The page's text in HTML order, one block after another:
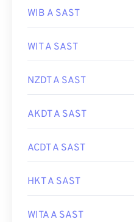
WIB A SAST
WIT A SAST
NZDT A SAST
AKDT A SAST
ACDT A SAST
HKT A SAST
WITA A SAST